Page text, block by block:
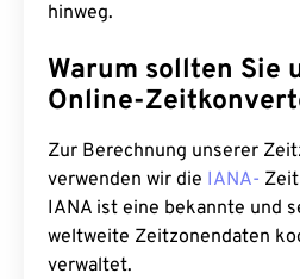
hinweg.
Warum sollten Sie
Online-
Zur Berechnung unserer
verwenden wir die IANA-
IANA ist eine bekannte und
weltweite Zeitzonendaten
verwaltet.